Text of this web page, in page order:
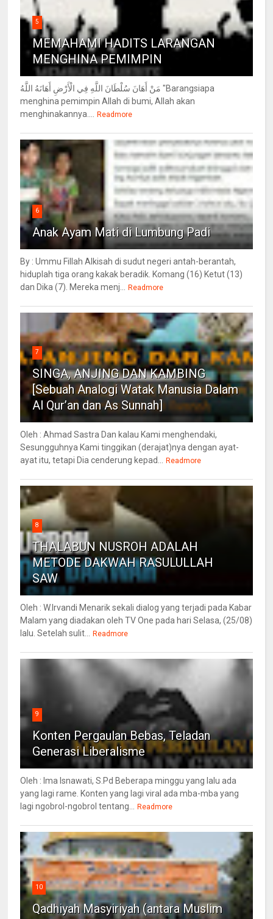
5
MEMAHAMI HADITS LARANGAN
MENGHINA PEMIMPIN
مَنْ أَهَانَ سُلْطَانَ اللَّهِ فِي الْأَرْضِ أَهَانَهُ اللَّهُ "Barangsiapa
menghina pemimpin Allah di bumi, Allah akan
menghinakannya....
Readmore
6
Anak Ayam Mati di Lumbung Padi
By : Ummu Fillah Alkisah di sudut negeri antah-berantah,
hiduplah tiga orang kakak beradik. Komang (16) Ketut (13)
dan Dika (7). Mereka menj...
Readmore
7
SINGA, ANJING DAN KAMBING
[Sebuah Analogi Watak Manusia Dalam
Al Qur’an dan As Sunnah]
Oleh : Ahmad Sastra Dan kalau Kami menghendaki,
Sesungguhnya Kami tinggikan (derajat)nya dengan ayat-
ayat itu, tetapi Dia cenderung kepad...
Readmore
8
THALABUN NUSROH ADALAH
METODE DAKWAH RASULULLAH
SAW
Oleh : W.Irvandi Menarik sekali dialog yang terjadi pada Kabar
Malam yang diadakan oleh TV One pada hari Selasa, (25/08)
lalu. Setelah sulit...
Readmore
9
Konten Pergaulan Bebas, Teladan
Generasi Liberalisme
Oleh : Ima Isnawati, S.Pd Beberapa minggu yang lalu ada
yang lagi rame. Konten yang lagi viral ada mba-mba yang
lagi ngobrol-ngobrol tentang...
Readmore
10
Qadhiyah Masyiriyah (antara Muslim